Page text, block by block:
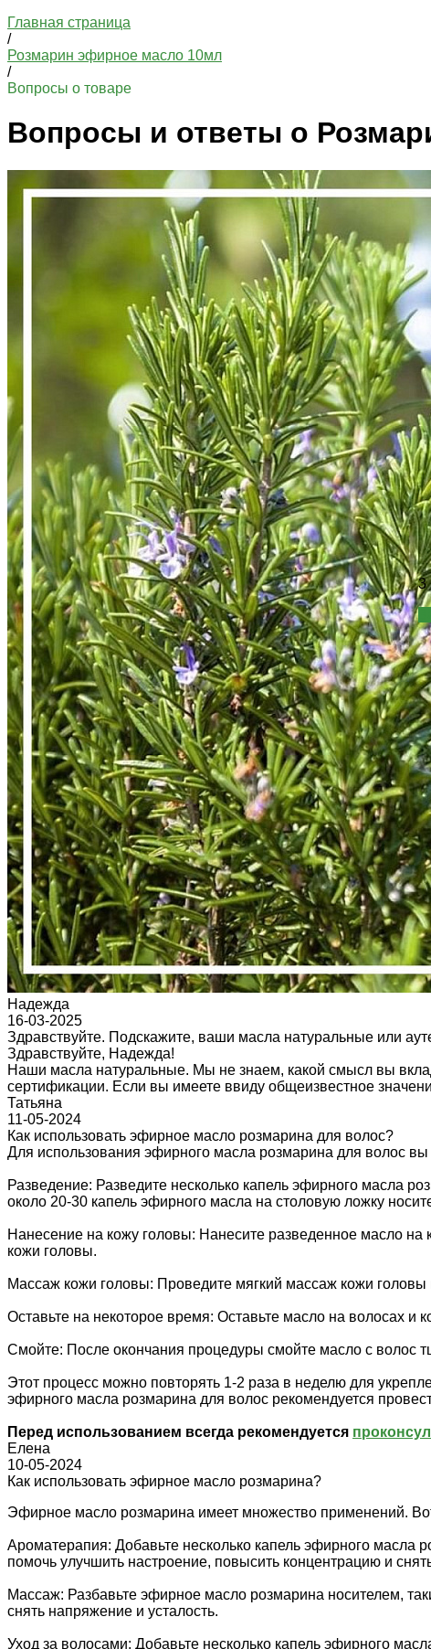
Главная страница
/
Розмарин эфирное масло 10мл
/
Вопросы о товаре
Вопросы и ответы о
3
Надежда
16-03-2025
Здравствуйте. Подскажите, ваши масла натуральные или
Здравствуйте, Надежда!
Наши масла натуральные. Мы не знаем, какой смысл вы
сертификации. Если вы имеете ввиду общеизвестное
Татьяна
11-05-2024
Как использовать эфирное масло розмарина для волос?
Для использования эфирного масла розмарина для волос
Разведение: Разведите несколько капель эфирного масла
около 20-30 капель эфирного масла на столовую ложку
Нанесение на кожу головы: Нанесите разведенное масло
кожи головы.
Массаж кожи головы: Проведите мягкий массаж кожи
Оставьте на некоторое время: Оставьте масло на волосах и
Смойте: После окончания процедуры смойте масло с
Этот процесс можно повторять 1-2 раза в неделю для
эфирного масла розмарина для волос рекомендуется
Перед использованием всегда рекомендуется
Елена
10-05-2024
Как использовать эфирное масло розмарина?
Эфирное масло розмарина имеет множество применений.
Ароматерапия: Добавьте несколько капель эфирного
помочь улучшить настроение, повысить концентрацию и
Массаж: Разбавьте эфирное масло розмарина носителем,
снять напряжение и усталость.
Уход за волосами: Добавьте несколько капель эфирного